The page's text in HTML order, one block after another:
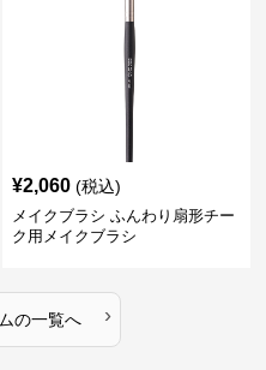
¥2,060 (税込)
メイクブラシ ふんわり扇形チー
ク用メイクブラシ
の一覧へ ›